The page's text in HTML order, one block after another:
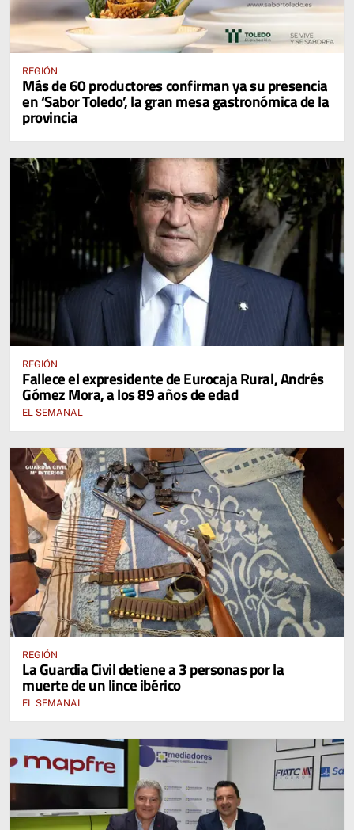
REGIÓN
Más de 60 productores confirman ya su presencia
en ‘Sabor Toledo’, la gran mesa gastronómica de la
provincia
REGIÓN
Fallece el expresidente de Eurocaja Rural, Andrés
Gómez Mora, a los 89 años de edad
EL SEMANAL
REGIÓN
La Guardia Civil detiene a 3 personas por la
muerte de un lince ibérico
EL SEMANAL